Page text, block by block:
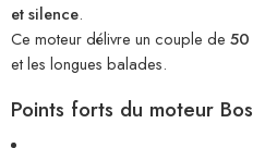
et silence.
Ce moteur délivre un couple de 50
et les longues balades.
Points forts du moteur